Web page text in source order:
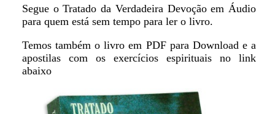
Segue o Tratado da Verdadeira Devoção em Áudio
para quem está sem tempo para ler o livro.
Temos também o livro em PDF para Download e a
apostilas com os exercícios espirituais no link
abaixo